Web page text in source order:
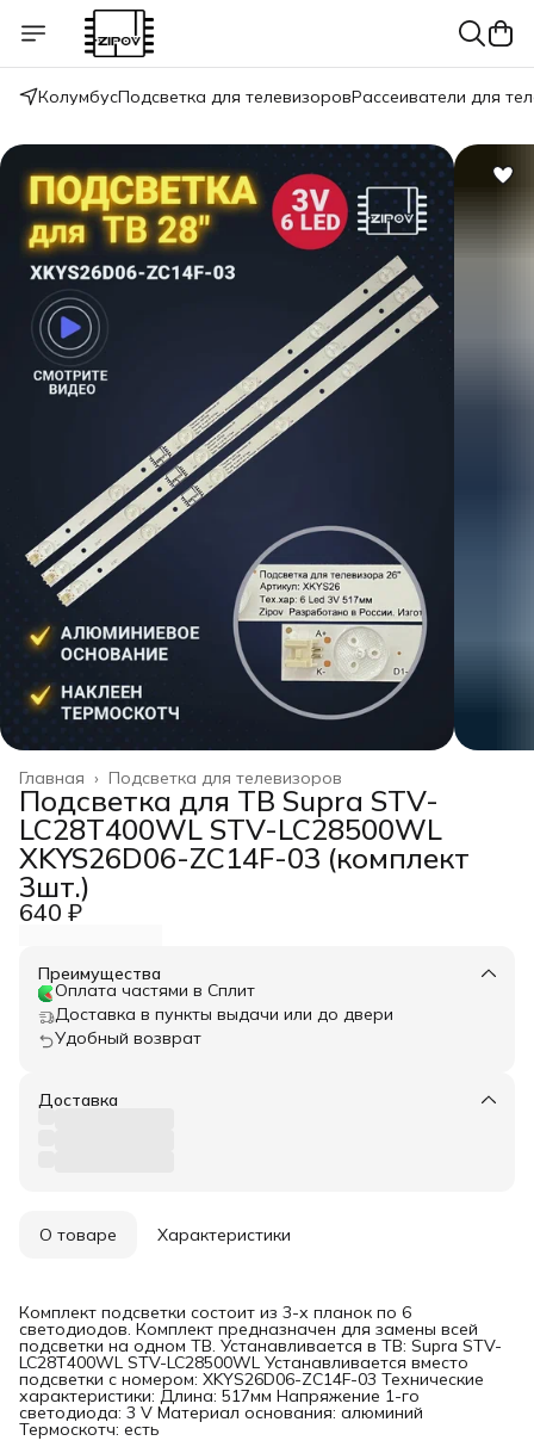
КолумбусПодсветка для телевизоровРассеиватели для
Подсветка для телевизоров
Главная ›
Подсветка для ТВ Supra STV-
LC28T400WL STV-LC28500WL
XKYS26D06-ZC14F-03 (комплект
3шт.)
640 ₽
Преимущества
Оплата частями в Сплит
Доставка в пункты выдачи или до двери
Удобный возврат
Доставка
О товаре Характеристики
Комплект подсветки состоит из 3-х планок по 6
светодиодов. Комплект предназначен для замены всей
подсветки на одном ТВ. Устанавливается в ТВ: Supra STV-
LC28T400WL STV-LC28500WL Устанавливается вместо
подсветки с номером: XKYS26D06-ZC14F-03 Технические
характеристики: Длина: 517мм Напряжение 1-го
светодиода: 3 V Материал основания: алюминий
Термоскотч: есть